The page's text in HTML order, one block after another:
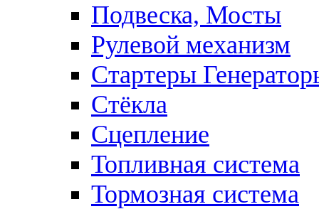
Подвеска, Мосты
Рулевой механизм
Стартеры
Стёкла
Сцепление
Топливная система
Тормозная система